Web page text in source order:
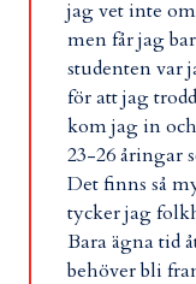
jag vet inte
men får jag
studenten var
för att jag
kom jag in
23-26 åringar
Det finns så
tycker jag
Bara ägna tid
behöver bli